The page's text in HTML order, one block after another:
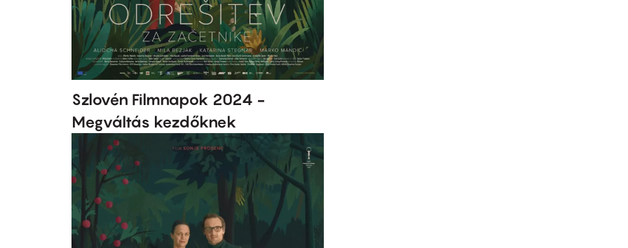
Szlovén Filmnapok 2024 -
Megváltás kezdőknek